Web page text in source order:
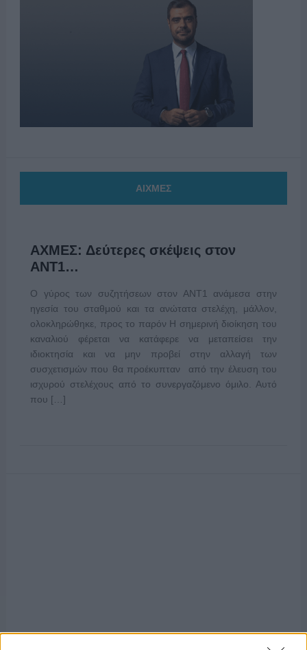
ΑΙΧΜΕΣ
ΑΧΜΕΣ: Δεύτερες σκέψεις στον
ΑΝΤ1…
Ο γύρος των συζητήσεων στον ΑΝΤ1 ανάμεσα στην
ηγεσία του σταθμού και τα ανώτατα στελέχη, μάλλον,
ολοκληρώθηκε, προς το παρόν Η σημερινή διοίκηση του
καναλιού φέρεται να κατάφερε να μεταπείσει την
ιδιοκτησία και να μην προβεί στην αλλαγή των
συσχετισμών που θα προέκυπταν από την έλευση του
ισχυρού στελέχους από το συνεργαζόμενο όμιλο. Αυτό
που […]